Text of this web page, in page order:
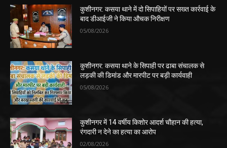
कुशीनगर: कसया थाने में दो सिपाहियों पर सख्त कार्रवाई के
बाद डीआईजी ने किया औचक निरीक्षण
05/08/2026
कुशीनगर: कसया थाने के सिपाही पर ढाबा संचालक से
लड़की की डिमांड और मारपीट पर बड़ी कार्यवाही
05/08/2026
कुशीनगर में 14 वर्षीय किशोर आदर्श चौहान की हत्या,
रंगदारी न देने का हत्या का आरोप
02/08/2026